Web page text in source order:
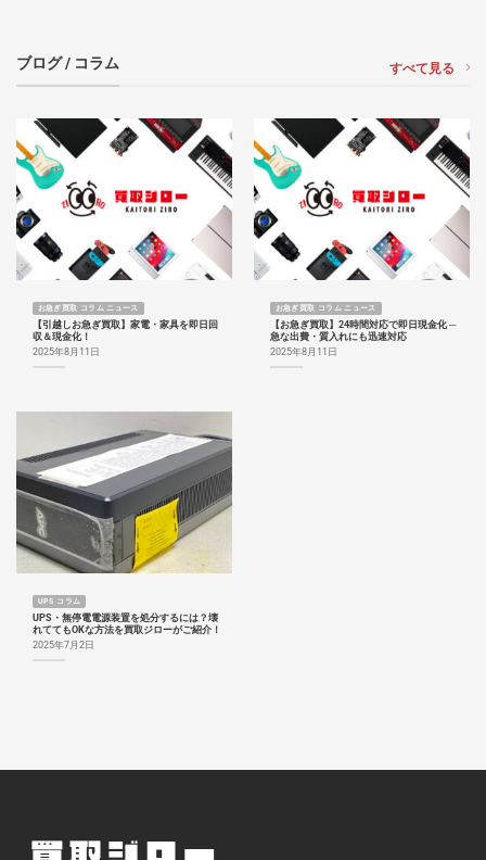
ブログ / コラム すべて見る
お急ぎ買取 コラム ニュース
【引越しお急ぎ買取】家電・家具を即日回
収＆現金化！
2025年8月11日
お急ぎ買取 コラム ニュース
【お急ぎ買取】24時間対応で即日現金化 ─
急な出費・質入れにも迅速対応
2025年8月11日
UPS コラム
UPS・無停電電源装置を処分するには？壊
れててもOKな方法を買取ジローがご紹介！
2025年7月2日